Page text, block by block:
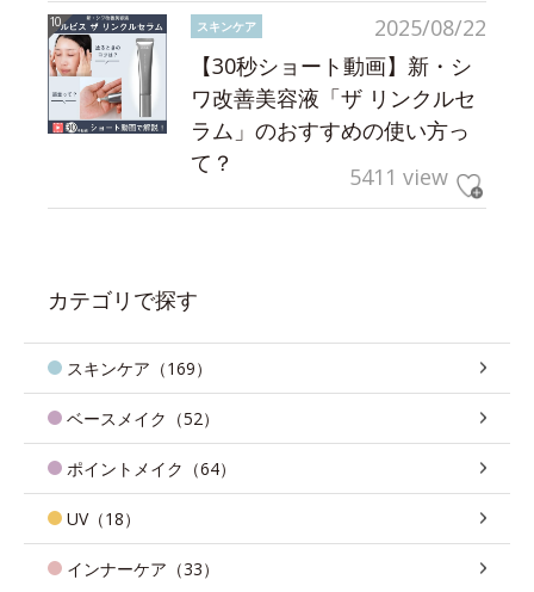
2025/08/22
スキンケア
【30秒ショート動画】新・シ
ワ改善美容液「ザ リンクルセ
ラム」のおすすめの使い方っ
て？
5411 view
カテゴリで探す
スキンケア（169）
ベースメイク（52）
ポイントメイク（64）
UV（18）
インナーケア（33）